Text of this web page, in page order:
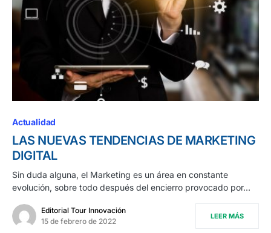
Actualidad
LAS NUEVAS TENDENCIAS DE MARKETING
DIGITAL
Sin duda alguna, el Marketing es un área en constante
evolución, sobre todo después del encierro provocado por…
Editorial Tour Innovación
15 de febrero de 2022
LEER MÁS